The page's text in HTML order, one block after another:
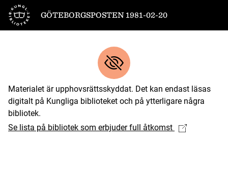
Till startsidan
GÖTEBORGSPOSTEN 1981-02-20
Materialet är upphovsrättsskyddat. Det kan endast läsas
digitalt på Kungliga biblioteket och på ytterligare några
bibliotek.
Se lista på bibliotek som erbjuder full åtkomst